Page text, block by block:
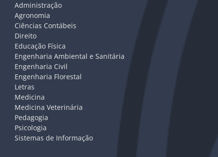
Administração
Agronomia
Ciências Contábeis
Direito
Educação Física
Engenharia Ambiental e Sanitária
Engenharia Civil
Engenharia Florestal
Letras
Medicina
Medicina Veterinária
Pedagogia
Psicologia
Sistemas de Informação